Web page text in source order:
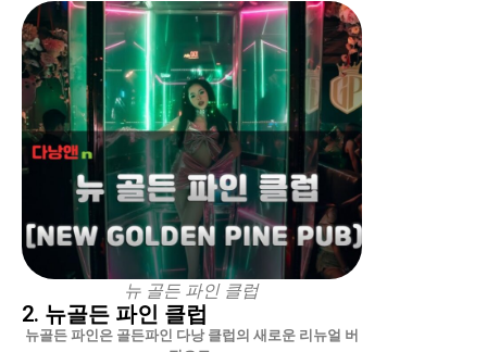
뉴 골든 파인 클럽
2. 뉴골든 파인 클럽
뉴골든 파인은 골든파인 다낭 클럽의 새로운 리뉴얼 버